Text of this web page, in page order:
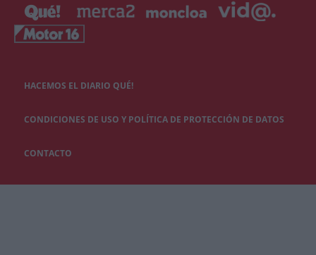
HACEMOS EL DIARIO QUÉ!
CONDICIONES DE USO Y POLÍTICA DE PROTECCIÓN DE DATOS
CONTACTO